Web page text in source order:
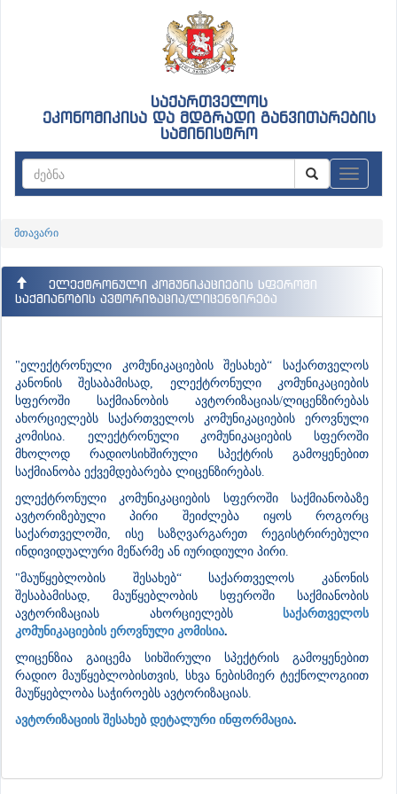
საქართველოს
ეკონომიკისა და მდგრადი განვითარების
სამინისტრო
მთავარი
ელექტრონული კომუნიკაციების სფეროში
საქმიანობის ავტორიზაცია/ლიცენზირება
"ელექტრონული კომუნიკაციების შესახებ“ საქართველოს
კანონის შესაბამისად, ელექტრონული კომუნიკაციების
სფეროში საქმიანობის ავტორიზაციას/ლიცენზირებას
ახორციელებს საქართველოს კომუნიკაციების ეროვნული
კომისია. ელექტრონული კომუნიკაციების სფეროში
მხოლოდ რადიოსიხშირული სპექტრის გამოყენებით
საქმიანობა ექვემდებარება ლიცენზირებას.
ელექტრონული კომუნიკაციების სფეროში საქმიანობაზე
ავტორიზებული პირი შეიძლება იყოს როგორც
საქართველოში, ისე საზღვარგარეთ რეგისტრირებული
ინდივიდუალური მეწარმე ან იურიდიული პირი.
"მაუწყებლობის შესახებ“ საქართველოს კანონის
შესაბამისად, მაუწყებლობის სფეროში საქმიანობის
ავტორიზაციას ახორციელებს საქართველოს
კომუნიკაციების ეროვნული კომისია.
ლიცენზია გაიცემა სიხშირული სპექტრის გამოყენებით
რადიო მაუწყებლობისთვის, სხვა ნებისმიერ ტექნოლოგიით
მაუწყებლობა საჭიროებს ავტორიზაციას.
ავტორიზაციის შესახებ დეტალური ინფორმაცია.